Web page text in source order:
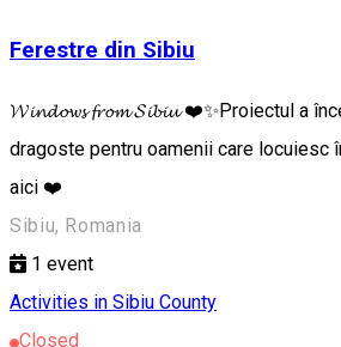
Ferestre din Sibiu
𝓦𝓲𝓷𝓭𝓸𝔀𝓼 𝓯𝓻𝓸𝓶 𝓢𝓲𝓫𝓲𝓾 ❤️✨Proiectul a
dragoste pentru oamenii care locuiesc
aici ❤️
Sibiu, Romania
1 event
Activities in Sibiu County
Closed